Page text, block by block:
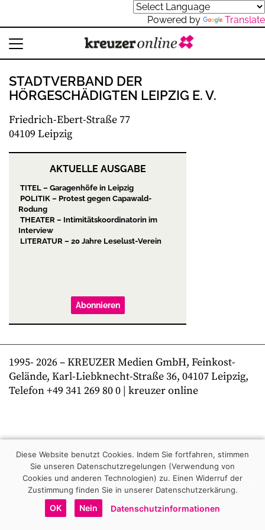
Powered by Translate
STADTVERBAND DER
HÖRGESCHÄDIGTEN LEIPZIG E. V.
Friedrich-Ebert-Straße 77
04109 Leipzig
AKTUELLE AUSGABE
TITEL – Garagenhöfe in Leipzig
POLITIK – Protest gegen Capawald-
Rodung
THEATER – Intimitätskoordinatorin im
Interview
LITERATUR – 20 Jahre Leselust-Verein
Abonnieren
1995- 2026– KREUZER Medien GmbH, Feinkost-
Gelände, Karl-Liebknecht-Straße 36, 04107 Leipzig,
Telefon +49 341 269 80 0 | kreuzer online
Diese Website benutzt Cookies. Indem Sie fortfahren, stimmen
Sie unseren Datenschutzregelungen (Verwendung von
Cookies und anderen Technologien) zu. Einen Widerruf der
Zustimmung finden Sie in unserer Datenschutzerkärung.
OK Nein Datenschutzinformationen